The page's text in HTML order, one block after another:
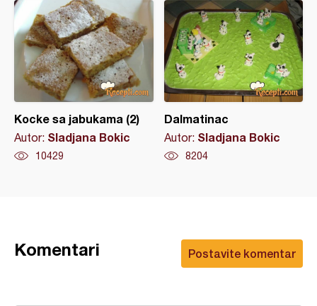
Kocke sa jabukama (2)
Autor: Sladjana Bokic
10429
Dalmatinac
Autor: Sladjana Bokic
8204
Postavite komentar
Komentari